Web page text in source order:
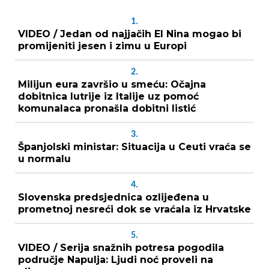
1.
VIDEO / Jedan od najjačih El Nina mogao bi
promijeniti jesen i zimu u Europi
2.
Milijun eura završio u smeću: Očajna
dobitnica lutrije iz Italije uz pomoć
komunalaca pronašla dobitni listić
3.
Španjolski ministar: Situacija u Ceuti vraća se
u normalu
4.
Slovenska predsjednica ozlijeđena u
prometnoj nesreći dok se vraćala iz Hrvatske
5.
VIDEO / Serija snažnih potresa pogodila
područje Napulja: Ljudi noć proveli na